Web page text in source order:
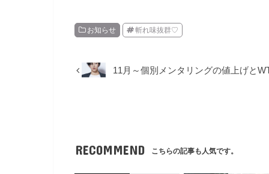
お知らせ 斬れ味抜群♡
11月～個別メンタリングの値上げと
RECOMMEND こちらの記事も人気です。